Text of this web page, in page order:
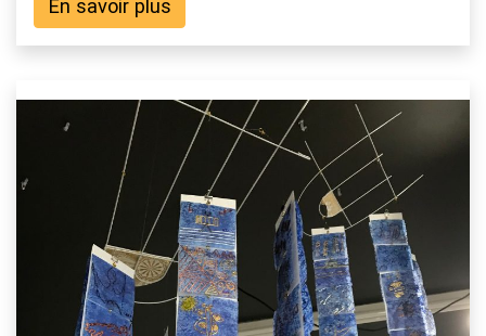
En savoir plus